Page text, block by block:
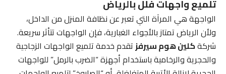
تلميع واجهات فلل بالرياض
الواجهة هي المرآة التي تعبر عن نظافة المنزل من الداخل،
ولأن الرياض تمتاز بالأجواء الغبارية، فإن الواجهات تتأثر سريعة.
شركةكلين هوم سيرفزتقدم خدمة تلميع الواجهات الزجاجية
والحجرية والرخامية باستخدام أجهزة “الضرب بالرمل” للواجهات